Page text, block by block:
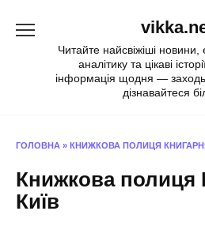
Читайте найсвіжіші новини,
аналітику та цікаві
інформація щодня —
дізнавайтеся
ГОЛОВНА » КНИЖКОВА ПОЛИЦЯ
Книжкова полиця
Київ